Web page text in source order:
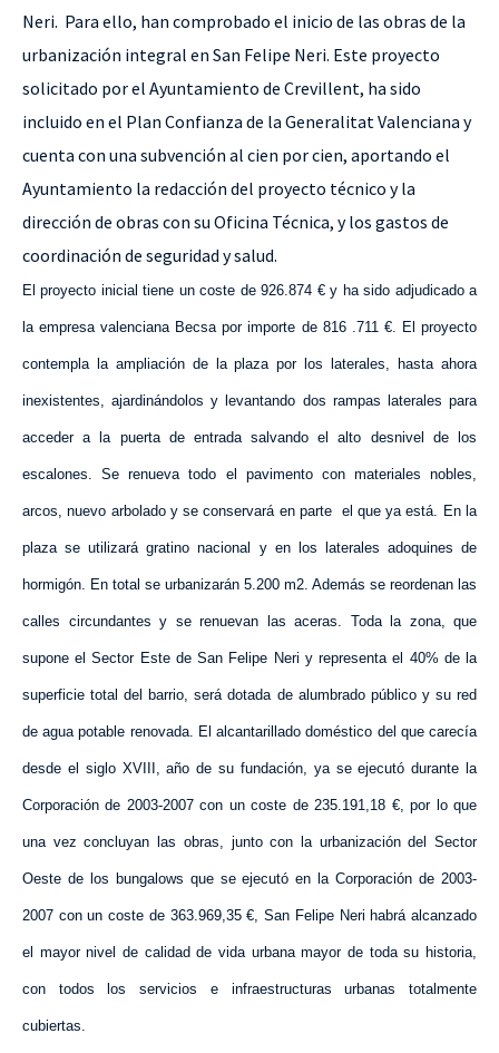
Neri. Para ello, han comprobado el inicio de las obras de la
urbanización integral en San Felipe Neri. Este proyecto
solicitado por el Ayuntamiento de Crevillent, ha sido
incluido en el Plan Confianza de la Generalitat Valenciana y
cuenta con una subvención al cien por cien, aportando el
Ayuntamiento la redacción del proyecto técnico y la
dirección de obras con su Oficina Técnica, y los gastos de
coordinación de seguridad y salud.
El proyecto inicial tiene un coste de 926.874 € y ha sido adjudicado a
la empresa valenciana Becsa por importe de 816 .711 €. El proyecto
contempla la ampliación de la plaza por los laterales, hasta ahora
inexistentes, ajardinándolos y levantando dos rampas laterales para
acceder a la puerta de entrada salvando el alto desnivel de los
escalones. Se renueva todo el pavimento con materiales nobles,
arcos, nuevo arbolado y se conservará en parte el que ya está. En la
plaza se utilizará gratino nacional y en los laterales adoquines de
hormigón. En total se urbanizarán 5.200 m2. Además se reordenan las
calles circundantes y se renuevan las aceras. Toda la zona, que
supone el Sector Este de San Felipe Neri y representa el 40% de la
superficie total del barrio, será dotada de alumbrado público y su red
de agua potable renovada. El alcantarillado doméstico del que carecía
desde el siglo XVIII, año de su fundación, ya se ejecutó durante la
Corporación de 2003-2007 con un coste de 235.191,18 €, por lo que
una vez concluyan las obras, junto con la urbanización del Sector
Oeste de los bungalows que se ejecutó en la Corporación de 2003-
2007 con un coste de 363.969,35 €, San Felipe Neri habrá alcanzado
el mayor nivel de calidad de vida urbana mayor de toda su historia,
con todos los servicios e infraestructuras urbanas totalmente
cubiertas.